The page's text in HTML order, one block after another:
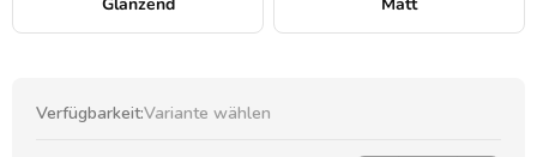
Verfügbarkeit:Variante wählen